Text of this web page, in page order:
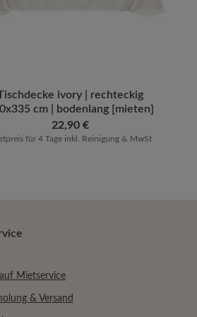
oder zuum die
Wert ein oder
Anzahl: Gib den
ivory | rechteckig
cm | bodenlang [mieten]
Regulärer Preis:
22,90 €
für 4 Tage inkl. Reinigung & MwSt
Mietservice
& Versand